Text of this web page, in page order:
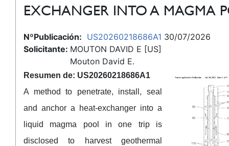
EXCHANGER INTO A MAGMA
NºPublicación: US20260218686A1 30/07/2026
Solicitante: MOUTON DAVID E [US]
Mouton David E.
Resumen de: US20260218686A1
A method to penetrate, install, seal
and anchor a heat-exchanger into a
liquid magma pool in one trip is
disclosed to harvest geothermal